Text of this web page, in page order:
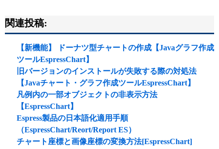
関連投稿:
【新機能】 ドーナツ型チャートの作成【Javaグラフ作成
ツールEspressChart】
旧バージョンのインストールが失敗する際の対処法
【Javaチャート・グラフ作成ツールEspressChart】
凡例内の一部オブジェクトの非表示方法
【EspressChart】
Espress製品の日本語化適用手順
（EspressChart/Reort/Report ES）
チャート座標と画像座標の変換方法[EspressChart]